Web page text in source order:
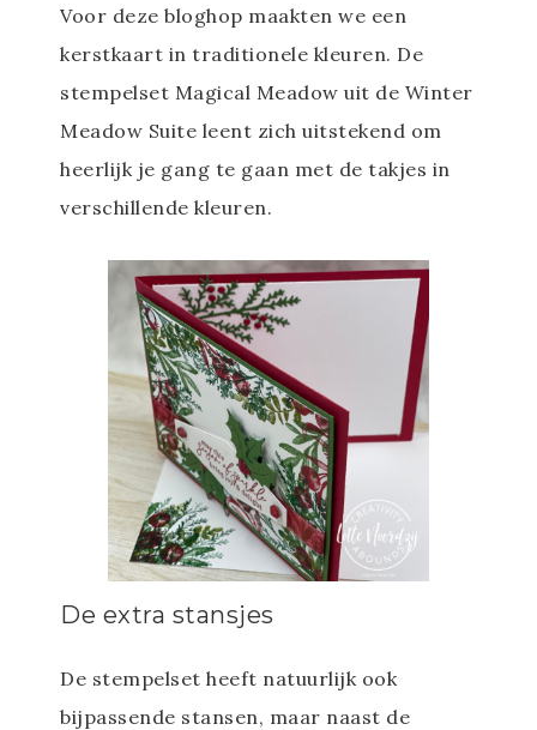
Voor deze bloghop maakten we een
kerstkaart in traditionele kleuren. De
stempelset Magical Meadow uit de Winter
Meadow Suite leent zich uitstekend om
heerlijk je gang te gaan met de takjes in
verschillende kleuren.
De extra stansjes
De stempelset heeft natuurlijk ook
bijpassende stansen, maar naast de